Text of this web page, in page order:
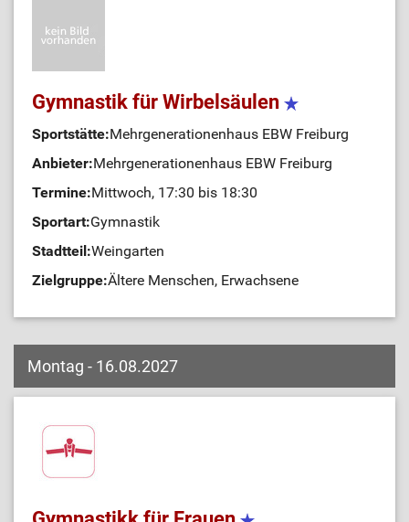
Gymnastik für Wirbelsäulen
Sportstätte:Mehrgenerationenhaus EBW Freiburg
Anbieter:Mehrgenerationenhaus EBW Freiburg
Termine:Mittwoch, 17:30 bis 18:30
Sportart:Gymnastik
Stadtteil:Weingarten
Zielgruppe:Ältere Menschen, Erwachsene
Montag - 16.08.2027